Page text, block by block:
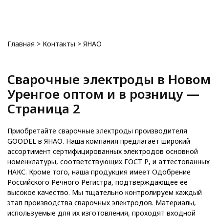
Главная > Контакты > ЯНАО
Сварочные электроды в Новом
Уренгое оптом и в розницу —
Страница 2
Приобретайте сварочные электроды производителя
GOODEL в ЯНАО. Наша компания предлагает широкий
ассортимент сертифицированных электродов основной
номенклатуры, соответствующих ГОСТ Р, и аттестованных
НАКС. Кроме того, наша продукция имеет Одобрение
Российского Речного Регистра, подтверждающее ее
высокое качество. Мы тщательно контролируем каждый
этап производства сварочных электродов. Материалы,
используемые для их изготовления, проходят входной